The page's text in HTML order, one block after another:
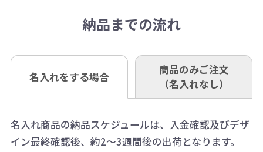
※不良商品は商品到着後7営業日以
お問合せ先
AM10:00～PM5:00（土・日・祝日を
除く平日）
なお、印刷代はボリュームディスカ
同じ版で多くの数量を印刷すると、1
個当たりの印刷代単価がお安くなり
一方、数量が少なく一定数に満たな
い場合は、単価計算ではなく、印刷
口座名 株式会社モノベーション
※振り込み手数料はお客さま負担と
なりますのでご注意ください。
定しているものもあります。
あれば、午前中までにご注文とご入
金いただければ翌日着でお送りする
お急ぎの場合、ご相談ください。最
大限努力いたします。
き別途申し受けます。
も複数ヶ所への納品の場合、別途送
料頂戴する場合がございます。
詳細はこちらご確認ください。
配送について
納品までの流れ
名入れをする場合
商品のみご注文
（名入れなし）
名入れ商品の納品スケジュールは、入金確認及びデザ
イン最終確認後、約2～3週間後の出荷となります。